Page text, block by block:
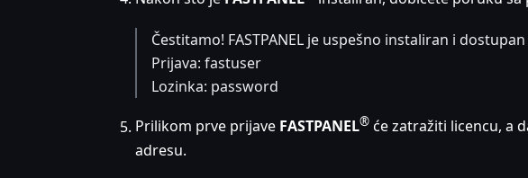
Čestitamo! FASTPANEL je uspešno instaliran i
Prijava: fastuser
Lozinka: password
Prilikom prve prijave FASTPANEL® će zatražiti licencu, a
adresu.